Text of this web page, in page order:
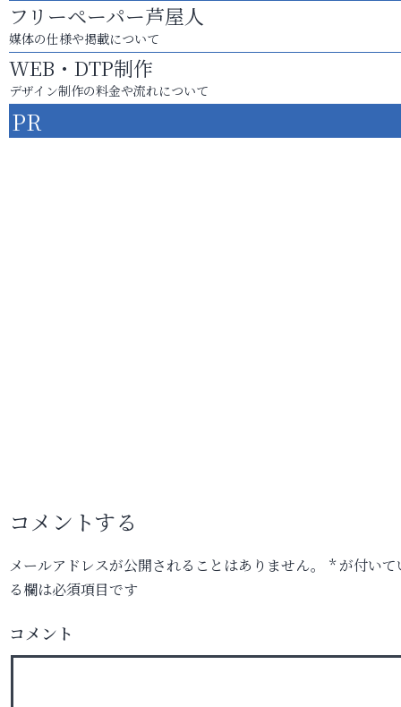
フリーペーパー芦屋人
媒体の仕様や掲載について
WEB・DTP制作
デザイン制作の料金や流れについて
PR
コメントする
メールアドレスが公開されることはありません。 *が付いて
る欄は必須項目です
コメント